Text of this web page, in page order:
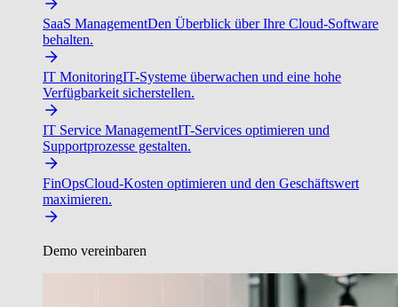
SaaS ManagementDen Überblick über Ihre Cloud-Software
behalten.
IT MonitoringIT-Systeme überwachen und eine hohe
Verfügbarkeit sicherstellen.
IT Service ManagementIT-Services optimieren und
Supportprozesse gestalten.
FinOpsCloud-Kosten optimieren und den Geschäftswert
maximieren.
Demo vereinbaren